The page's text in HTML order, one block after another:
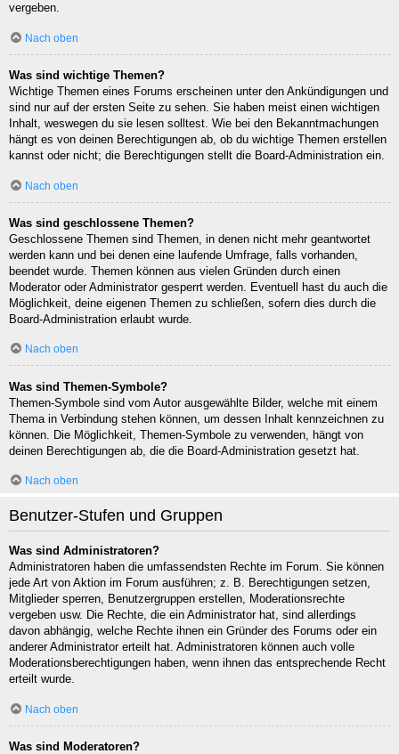
vergeben.
Nach oben
Was sind wichtige Themen?
Wichtige Themen eines Forums erscheinen unter den Ankündigungen und
sind nur auf der ersten Seite zu sehen. Sie haben meist einen wichtigen
Inhalt, weswegen du sie lesen solltest. Wie bei den Bekanntmachungen
hängt es von deinen Berechtigungen ab, ob du wichtige Themen erstellen
kannst oder nicht; die Berechtigungen stellt die Board-Administration ein.
Nach oben
Was sind geschlossene Themen?
Geschlossene Themen sind Themen, in denen nicht mehr geantwortet
werden kann und bei denen eine laufende Umfrage, falls vorhanden,
beendet wurde. Themen können aus vielen Gründen durch einen
Moderator oder Administrator gesperrt werden. Eventuell hast du auch die
Möglichkeit, deine eigenen Themen zu schließen, sofern dies durch die
Board-Administration erlaubt wurde.
Nach oben
Was sind Themen-Symbole?
Themen-Symbole sind vom Autor ausgewählte Bilder, welche mit einem
Thema in Verbindung stehen können, um dessen Inhalt kennzeichnen zu
können. Die Möglichkeit, Themen-Symbole zu verwenden, hängt von
deinen Berechtigungen ab, die die Board-Administration gesetzt hat.
Nach oben
Benutzer-Stufen und Gruppen
Was sind Administratoren?
Administratoren haben die umfassendsten Rechte im Forum. Sie können
jede Art von Aktion im Forum ausführen; z. B. Berechtigungen setzen,
Mitglieder sperren, Benutzergruppen erstellen, Moderationsrechte
vergeben usw. Die Rechte, die ein Administrator hat, sind allerdings
davon abhängig, welche Rechte ihnen ein Gründer des Forums oder ein
anderer Administrator erteilt hat. Administratoren können auch volle
Moderationsberechtigungen haben, wenn ihnen das entsprechende Recht
erteilt wurde.
Nach oben
Was sind Moderatoren?